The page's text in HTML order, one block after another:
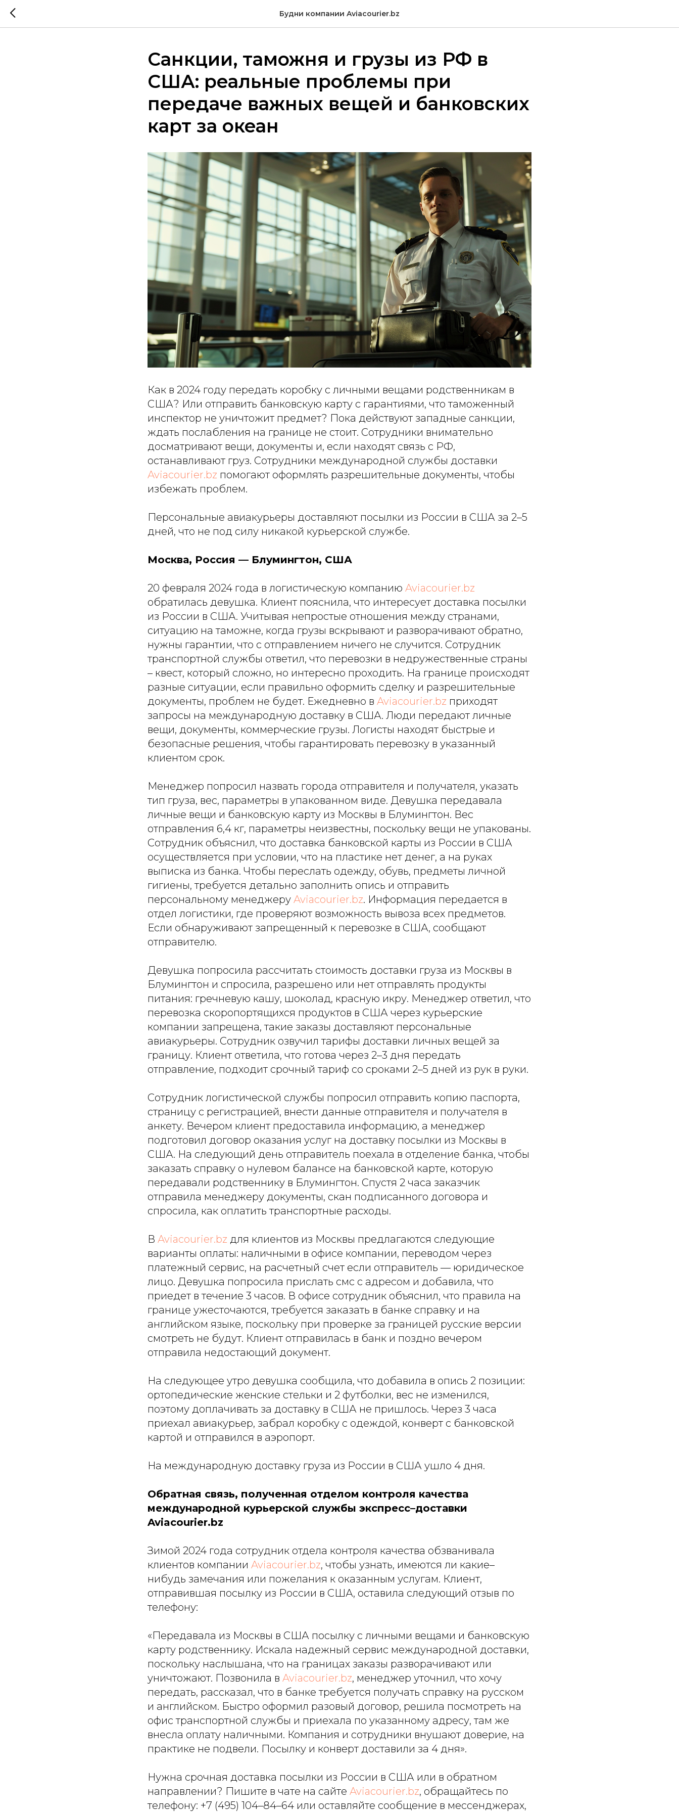
Будни компании Aviacourier.bz
Санкции, таможня и грузы из РФ в
США: реальные проблемы при
передаче важных вещей и банковских
карт за океан
Как в 2024 году передать коробку с личными вещами родственникам в
США? Или отправить банковскую карту с гарантиями, что таможенный
инспектор не уничтожит предмет? Пока действуют западные санкции,
ждать послабления на границе не стоит. Сотрудники внимательно
досматривают вещи, документы и, если находят связь с РФ,
останавливают груз. Сотрудники международной службы доставки
Aviacourier.bz помогают оформлять разрешительные документы, чтобы
избежать проблем.
Персональные авиакурьеры доставляют посылки из России в США за 2–5
дней, что не под силу никакой курьерской службе.
Москва, Россия — Блумингтон, США
20 февраля 2024 года в логистическую компанию Aviacourier.bz
обратилась девушка. Клиент пояснила, что интересует доставка посылки
из России в США. Учитывая непростые отношения между странами,
ситуацию на таможне, когда грузы вскрывают и разворачивают обратно,
нужны гарантии, что с отправлением ничего не случится. Сотрудник
транспортной службы ответил, что перевозки в недружественные страны
– квест, который сложно, но интересно проходить. На границе происходят
разные ситуации, если правильно оформить сделку и разрешительные
документы, проблем не будет. Ежедневно в Aviacourier.bz приходят
запросы на международную доставку в США. Люди передают личные
вещи, документы, коммерческие грузы. Логисты находят быстрые и
безопасные решения, чтобы гарантировать перевозку в указанный
клиентом срок.
Менеджер попросил назвать города отправителя и получателя, указать
тип груза, вес, параметры в упакованном виде. Девушка передавала
личные вещи и банковскую карту из Москвы в Блумингтон. Вес
отправления 6,4 кг, параметры неизвестны, поскольку вещи не упакованы.
Сотрудник объяснил, что доставка банковской карты из России в США
осуществляется при условии, что на пластике нет денег, а на руках
выписка из банка. Чтобы переслать одежду, обувь, предметы личной
гигиены, требуется детально заполнить опись и отправить
персональному менеджеру Aviacourier.bz. Информация передается в
отдел логистики, где проверяют возможность вывоза всех предметов.
Если обнаруживают запрещенный к перевозке в США, сообщают
отправителю.
Девушка попросила рассчитать стоимость доставки груза из Москвы в
Блумингтон и спросила, разрешено или нет отправлять продукты
питания: гречневую кашу, шоколад, красную икру. Менеджер ответил, что
перевозка скоропортящихся продуктов в США через курьерские
компании запрещена, такие заказы доставляют персональные
авиакурьеры. Сотрудник озвучил тарифы доставки личных вещей за
границу. Клиент ответила, что готова через 2–3 дня передать
отправление, подходит срочный тариф со сроками 2–5 дней из рук в руки.
Сотрудник логистической службы попросил отправить копию паспорта,
страницу с регистрацией, внести данные отправителя и получателя в
анкету. Вечером клиент предоставила информацию, а менеджер
подготовил договор оказания услуг на доставку посылки из Москвы в
США. На следующий день отправитель поехала в отделение банка, чтобы
заказать справку о нулевом балансе на банковской карте, которую
передавали родственнику в Блумингтон. Спустя 2 часа заказчик
отправила менеджеру документы, скан подписанного договора и
спросила, как оплатить транспортные расходы.
В Aviacourier.bz для клиентов из Москвы предлагаются следующие
варианты оплаты: наличными в офисе компании, переводом через
платежный сервис, на расчетный счет если отправитель — юридическое
лицо. Девушка попросила прислать смс с адресом и добавила, что
приедет в течение 3 часов. В офисе сотрудник объяснил, что правила на
границе ужесточаются, требуется заказать в банке справку и на
английском языке, поскольку при проверке за границей русские версии
смотреть не будут. Клиент отправилась в банк и поздно вечером
отправила недостающий документ.
На следующее утро девушка сообщила, что добавила в опись 2 позиции:
ортопедические женские стельки и 2 футболки, вес не изменился,
поэтому доплачивать за доставку в США не пришлось. Через 3 часа
приехал авиакурьер, забрал коробку с одеждой, конверт с банковской
картой и отправился в аэропорт.
На международную доставку груза из России в США ушло 4 дня.
Обратная связь, полученная отделом контроля качества
международной курьерской службы экспресс–доставки
Aviacourier.bz
Зимой 2024 года сотрудник отдела контроля качества обзванивала
клиентов компании Aviacourier.bz, чтобы узнать, имеются ли какие–
нибудь замечания или пожелания к оказанным услугам. Клиент,
отправившая посылку из России в США, оставила следующий отзыв по
телефону:
«Передавала из Москвы в США посылку с личными вещами и банковскую
карту родственнику. Искала надежный сервис международной доставки,
поскольку наслышана, что на границах заказы разворачивают или
уничтожают. Позвонила в Aviacourier.bz, менеджер уточнил, что хочу
передать, рассказал, что в банке требуется получать справку на русском
и английском. Быстро оформил разовый договор, решила посмотреть на
офис транспортной службы и приехала по указанному адресу, там же
внесла оплату наличными. Компания и сотрудники внушают доверие, на
практике не подвели. Посылку и конверт доставили за 4 дня».
Нужна срочная доставка посылки из России в США или в обратном
направлении? Пишите в чате на сайте Aviacourier.bz, обращайтесь по
телефону: +7 (495) 104–84–64 или оставляйте сообщение в мессенджерах,